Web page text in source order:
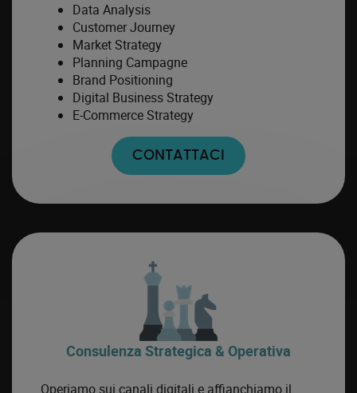
Data Analysis
Customer Journey
Market Strategy
Planning Campagne
Brand Positioning
Digital Business Strategy
E-Commerce Strategy
CONTATTACI
Consulenza Strategica & Operativa
Operiamo sui canali digitali e affianchiamo il